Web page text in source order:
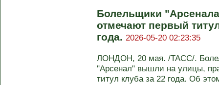
Болельщики
отмечают первый
года. 2026-05-20 02:23:35
ЛОНДОН, 20 мая. /ТАСС/.
"Арсенал" вышли на улицы,
титул клуба за 22 года. Об